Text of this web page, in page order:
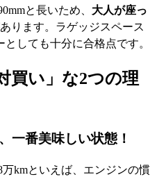
と長いため、 大人が座っ
ります。ラゲッジスペース
しても十分に合格点です。
買い」な2つの理
一番美味しい状態！
kmといえば、エンジンの慣